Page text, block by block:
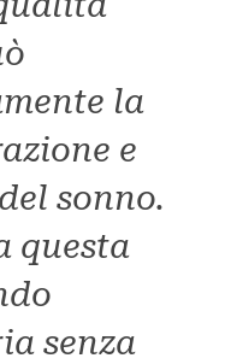
la
e
sonno.
questa
senza